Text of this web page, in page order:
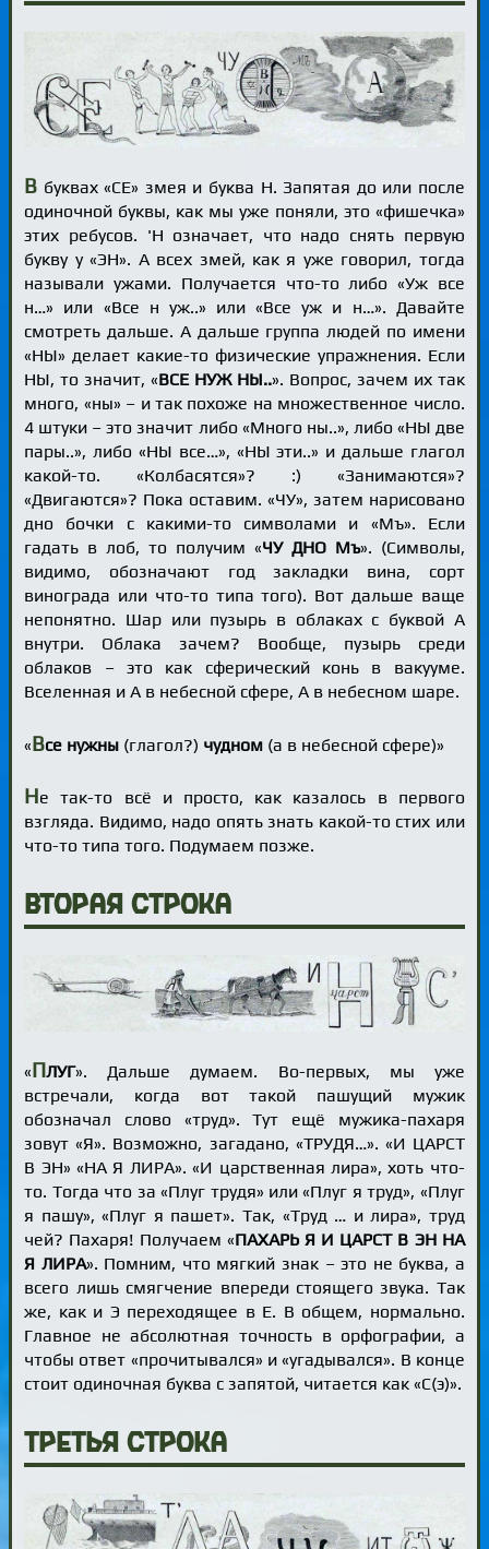
В буквах «СЕ» змея и буква Н. Запятая до или после
одиночной буквы, как мы уже поняли, это «фишечка»
этих ребусов. 'Н означает, что надо снять первую
букву у «ЭН». А всех змей, как я уже говорил, тогда
называли ужами. Получается что-то либо «Уж все
н…» или «Все н уж..» или «Все уж и н…». Давайте
смотреть дальше. А дальше группа людей по имени
«НЫ» делает какие-то физические упражнения. Если
НЫ, то значит, «ВСЕ НУЖ НЫ..». Вопрос, зачем их так
много, «ны» – и так похоже на множественное число.
4 штуки – это значит либо «Много ны..», либо «НЫ две
пары..», либо «НЫ все…», «НЫ эти..» и дальше глагол
какой-то. «Колбасятся»? :) «Занимаются»?
«Двигаются»? Пока оставим. «ЧУ», затем нарисовано
дно бочки с какими-то символами и «Мъ». Если
гадать в лоб, то получим «ЧУ ДНО Мъ». (Символы,
видимо, обозначают год закладки вина, сорт
винограда или что-то типа того). Вот дальше ваще
непонятно. Шар или пузырь в облаках с буквой А
внутри. Облака зачем? Вообще, пузырь среди
облаков – это как сферический конь в вакууме.
Вселенная и А в небесной сфере, А в небесном шаре.
«Все нужны (глагол?) чудном (а в небесной сфере)»
Не так-то всё и просто, как казалось в первого
взгляда. Видимо, надо опять знать какой-то стих или
что-то типа того. Подумаем позже.
Вторая строка
«ПЛУГ». Дальше думаем. Во-первых, мы уже
встречали, когда вот такой пашущий мужик
обозначал слово «труд». Тут ещё мужика-пахаря
зовут «Я». Возможно, загадано, «ТРУДЯ…». «И ЦАРСТ
В ЭН» «НА Я ЛИРА». «И царственная лира», хоть что-
то. Тогда что за «Плуг трудя» или «Плуг я труд», «Плуг
я пашу», «Плуг я пашет». Так, «Труд … и лира», труд
чей? Пахаря! Получаем «ПАХАРЬ Я И ЦАРСТ В ЭН НА
Я ЛИРА». Помним, что мягкий знак – это не буква, а
всего лишь смягчение впереди стоящего звука. Так
же, как и Э переходящее в Е. В общем, нормально.
Главное не абсолютная точность в орфографии, а
чтобы ответ «прочитывался» и «угадывался». В конце
стоит одиночная буква с запятой, читается как «С(э)».
Третья строка